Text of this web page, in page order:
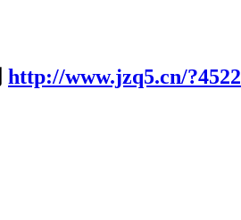
http://www.jzq5.cn/?4522